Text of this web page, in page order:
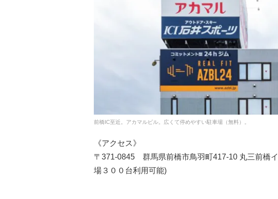
前橋IC至近。アカマルビル。広くて停めやすい駐車場（無料）。
《アクセス》
〒371-0845 群馬県前橋市鳥羽町417-10 丸三前橋
場３００台利用可能)